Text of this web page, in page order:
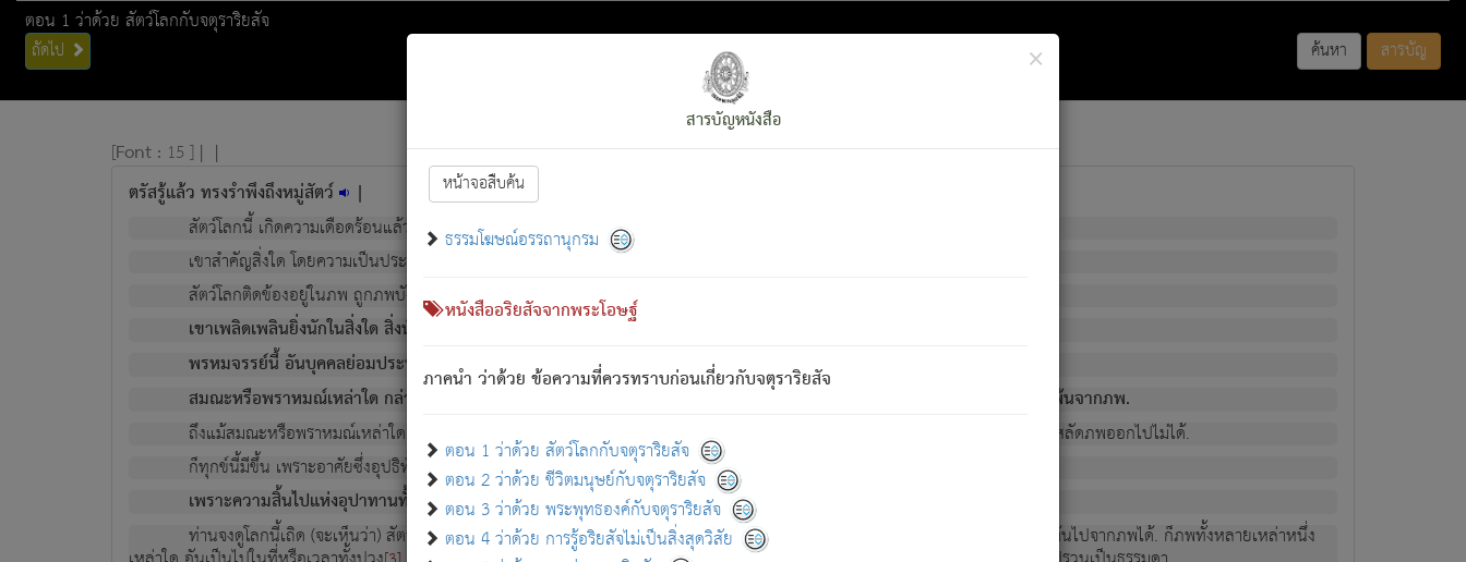
ตอน 1 ว่าด้วย สัตว์โลกกับจตุราริยสัจ
ถัดไป ค้นหา สารบัญ
×
สารบัญหนังสือ
หน้าจอสืบค้น
ธรรมโฆษณ์อรรถานุกรม
หนังสืออริยสัจจากพระโอษฐ์
ภาคนำ ว่าด้วย ข้อความที่ควรทราบก่อนเกี่ยวกับจตุราริยสัจ
ตอน 1 ว่าด้วย สัตว์โลกกับจตุราริยสัจ
ตอน 2 ว่าด้วย ชีวิตมนุษย์กับจตุราริยสัจ
ตอน 3 ว่าด้วย พระพุทธองค์กับจตุราริยสัจ
ตอน 4 ว่าด้วย การรู้อริยสัจไม่เป็นสิ่งสุดวิสัย
[Font : 15 ] | |
ตรัสรู้แล้ว ทรงรำพึงถึงหมู่สัตว์ |
สัตว์โลกนี้ เกิดความเดือดร้อนแล้ว มีผัสสะบังหน้า[1]ย่อมกล่าวซึ่งโรค (ความเสียดแทง) นั้นโดยความเป็นตัวเป็นตน
เขาสำคัญสิ่งใด โดยความเป็นประการใด แต่สิ่งนั้นย่อมเป็น (ตามที่เป็นจริง) โดยประการอื่นจากที่เขาสำคัญนั้น
สัตว์โลกติดข้องอยู่ในภพ ถูกภพบังหน้าแล้ว มีภพโดยความเป็นอย่างอื่น (จากที่มันเป็นอยู่จริง) จึงได้เพลิดเพลินยิ่งนักในภพนั้น
เขาเพลิดเพลินยิ่งนักในสิ่งใด สิ่งนั้นเป็นภัย (ที่เขาไม่รู้จัก) : เขากลัวต่อสิ่งใดสิ่งนั้นเป็นทุกข์
พรหมจรรย์นี้ อันบุคคลย่อมประพฤติ ก็เพื่อการละขาดซึ่งภพ.
สมณะหรือพราหมณ์เหล่าใด กล่าวความหลุดพ้นจากภพว่ามีได้เพราะภพ เรากล่าวว่า สมณะหรือพราหมณ์ทั้งปวงนั้น มิใช่ผู้หลดพ้นจากภพ.
ถึงแม้สมณะหรือพราหมณ์เหล่าใด กล่าวความออกไปได้จากภพ ว่ามีได้เพราะวิภพ[2]
: เรากล่าวว่า สมณะหรือพราหมณ์ทั้งปวงนั้น ก็ยังสลัดภพออกไปไม่ได้.
ก็ทุกข์นี้มีขึ้น เพราะอาศัยซึ่งอุปธิทั้งปวง.
เพราะความสิ้นไปแห่งอุปาทานทั้งปวง ความเกิดขึ้นแห่งทุกข์จึงไม่มี.
ท่านจงดูโลกนี้เถิด (จะเห็นว่า) สัตว์ทั้งหลายอันอวิชาหนาแน่นบังหนาแล้ว; และว่า สัตว์ผู้ยินดีในภพอันเป็นแล้วนั้น ย่อมไม่เป็นผู้หลุดพ้นไปจากภพได้. ก็ภพทั้งหลายเหล่าหนึ่ง